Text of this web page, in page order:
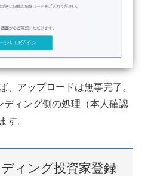
、アップロードは無事完了。
ィング側の処理（本人確認
す。
ィング投資家登録